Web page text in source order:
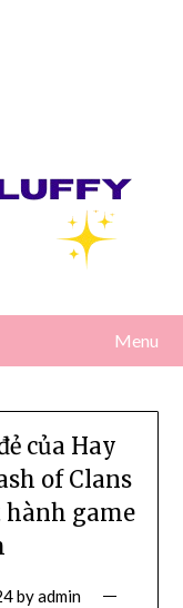
Menu
của Hay
of Clans
game
byadmin